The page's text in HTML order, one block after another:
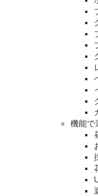
機能で